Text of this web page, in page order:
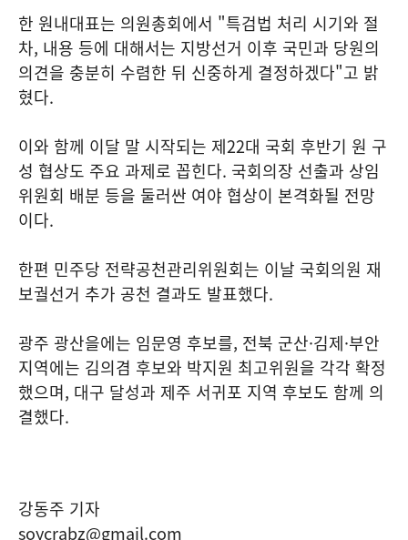
한 원내대표는 의원총회에서 "특검법 처리 시기와 절
차, 내용 등에 대해서는 지방선거 이후 국민과 당원의
의견을 충분히 수렴한 뒤 신중하게 결정하겠다"고 밝
혔다.
이와 함께 이달 말 시작되는 제22대 국회 후반기 원 구
성 협상도 주요 과제로 꼽힌다. 국회의장 선출과 상임
위원회 배분 등을 둘러싼 여야 협상이 본격화될 전망
이다.
한편 민주당 전략공천관리위원회는 이날 국회의원 재
보궐선거 추가 공천 결과도 발표했다.
광주 광산을에는 임문영 후보를, 전북 군산·김제·부안
지역에는 김의겸 후보와 박지원 최고위원을 각각 확정
했으며, 대구 달성과 제주 서귀포 지역 후보도 함께 의
결했다.
강동주 기자
soycrabz@gmail.com